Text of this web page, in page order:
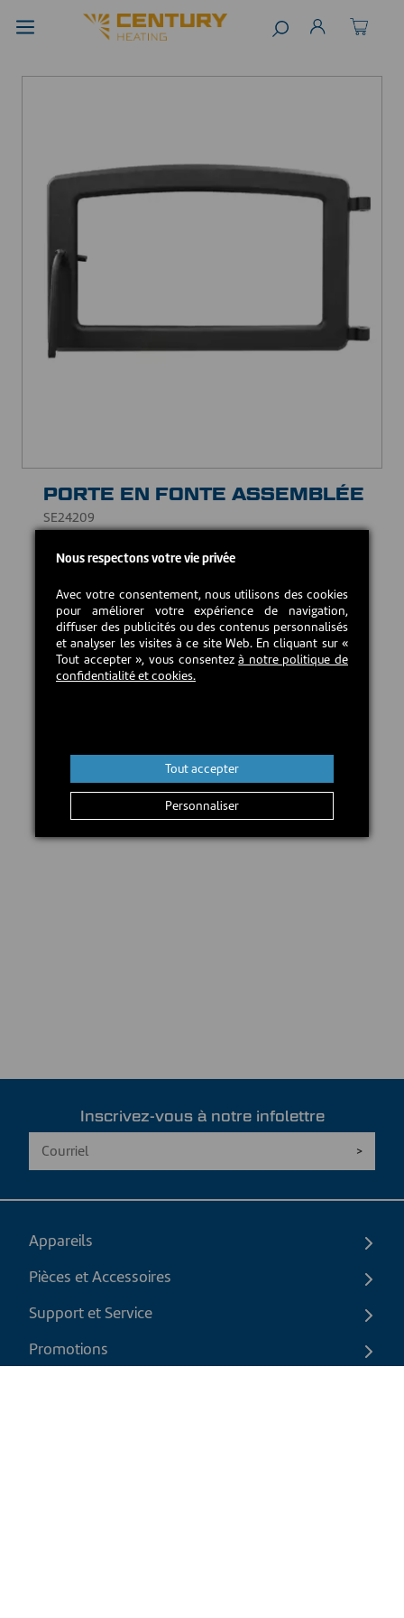
PORTE EN FONTE ASSEMBLÉE
SE24209
195,00 CAD$
En stock
Ajouter au panier
Inscrivez-vous à notre infolettre
Appareils
Pièces et Accessoires
Support et Service
Promotions
Nous respectons votre vie privée
Avec votre consentement, nous utilisons des cookies
pour améliorer votre expérience de navigation,
diffuser des publicités ou des contenus personnalisés
et analyser les visites à ce site Web. En cliquant sur «
Tout accepter », vous consentezà notre politique de
confidentialité et cookies.
Personnaliser
Tout accepter